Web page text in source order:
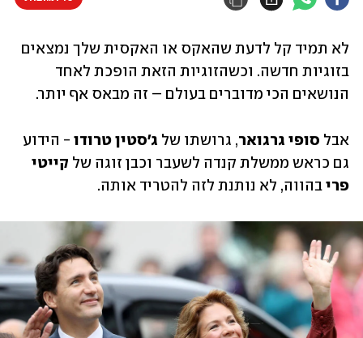
הנושאים הכי מדוברים בעולם – זה מבאס אף יותר.
אבל סופי גרגואר, גרושתו של ג'סטין טרודו
גם כראש ממשלת קנדה לשעבר וכבן זוגה של
פרי בהווה, לא נותנת לזה להטריד אותה.